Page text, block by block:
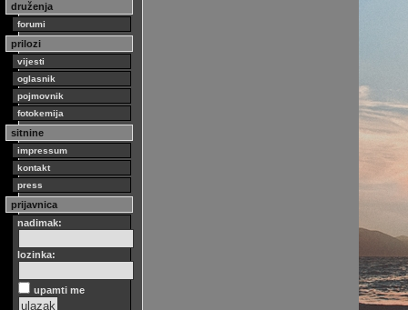
druženja
forumi
prilozi
vijesti
oglasnik
pojmovnik
fotokemija
sitnine
impressum
kontakt
press
prijavnica
nadimak:
lozinka:
upamti me